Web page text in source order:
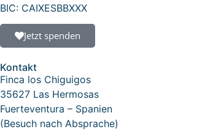
BIC: CAIXESBBXXX
Jetzt spenden
Kontakt
Finca los Chiguigos
35627 Las Hermosas
Fuerteventura – Spanien
(Besuch nach Absprache)